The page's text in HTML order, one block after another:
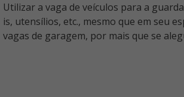
Utilizar a vaga de veículos para a
is, utensílios, etc., mesmo que em seu
vagas de garagem, por mais que se